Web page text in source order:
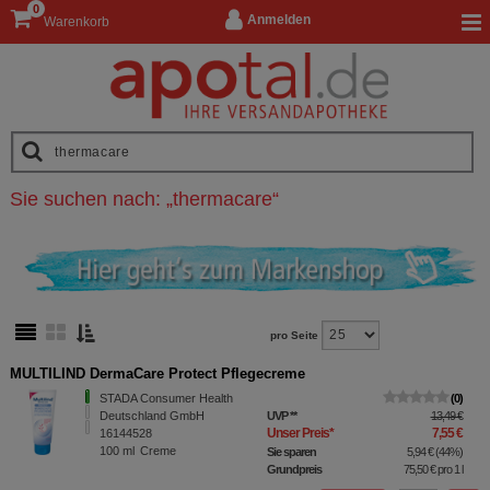
Anmelden
Warenkorb
0
Sie suchen nach: „thermacare“
pro Seite
MULTILIND DermaCare Protect Pflegecreme
STADA Consumer Health
Deutschland GmbH
16144528
100 ml Creme
0
UVP** 13,49 €
Unser Preis* 7,55 €
Sie sparen 5,94 €(44%)
Grundpreis
75,50 €pro 1 l